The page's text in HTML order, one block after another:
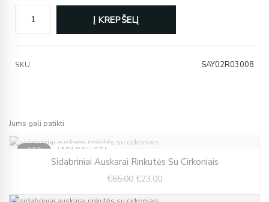
Į KREPŠELĮ
SKU SAY02R03008
Jums gali patikti
-65% IŠPARDUOTA
Sidabriniai Auskarai Rinkutės Su Cirkoniais
€65.00
price
was:
€23.00
price
is: